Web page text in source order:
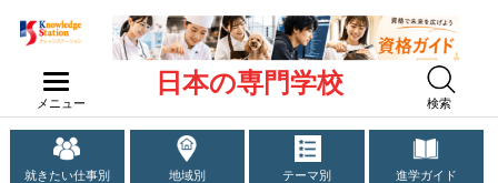
メニュー
日本の専門学校
検索
就きたい仕事別 地域別 テーマ別 進学ガイド